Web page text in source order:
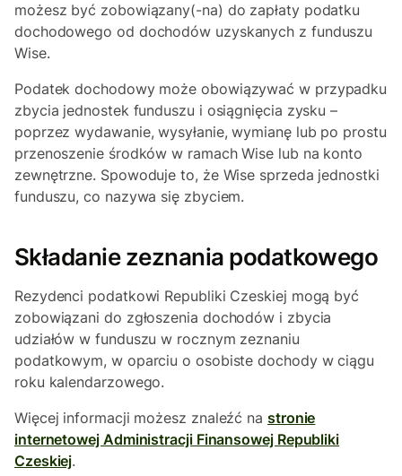
możesz być zobowiązany(-na) do zapłaty podatku
dochodowego od dochodów uzyskanych z funduszu
Wise.
Podatek dochodowy może obowiązywać w przypadku
zbycia jednostek funduszu i osiągnięcia zysku –
poprzez wydawanie, wysyłanie, wymianę lub po prostu
przenoszenie środków w ramach Wise lub na konto
zewnętrzne. Spowoduje to, że Wise sprzeda jednostki
funduszu, co nazywa się zbyciem.
Składanie zeznania podatkowego
Rezydenci podatkowi Republiki Czeskiej mogą być
zobowiązani do zgłoszenia dochodów i zbycia
udziałów w funduszu w rocznym zeznaniu
podatkowym, w oparciu o osobiste dochody w ciągu
roku kalendarzowego.
Więcej informacji możesz znaleźć na stronie
internetowej Administracji Finansowej Republiki
Czeskiej.